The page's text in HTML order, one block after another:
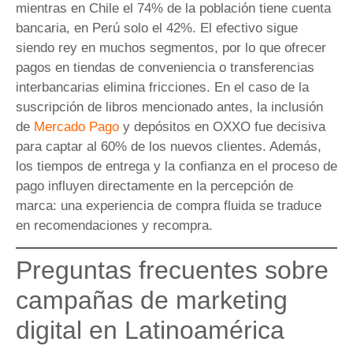
mientras en Chile el 74% de la población tiene cuenta
bancaria, en Perú solo el 42%. El efectivo sigue
siendo rey en muchos segmentos, por lo que ofrecer
pagos en tiendas de conveniencia o transferencias
interbancarias elimina fricciones. En el caso de la
suscripción de libros mencionado antes, la inclusión
de Mercado Pago y depósitos en OXXO fue decisiva
para captar al 60% de los nuevos clientes. Además,
los tiempos de entrega y la confianza en el proceso de
pago influyen directamente en la percepción de
marca: una experiencia de compra fluida se traduce
en recomendaciones y recompra.
Preguntas frecuentes sobre
campañas de marketing
digital en Latinoamérica